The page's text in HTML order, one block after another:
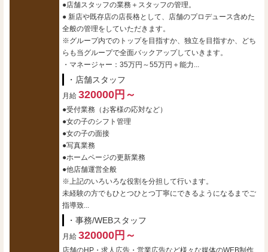
●店舗スタッフの業務＋スタッフの管理。
● 新店や既存店の店長格として、店舗のプロデュース含めた
全般の管理をしていただきます。
※グループ内でのトップを目指すか、独立を目指すか、どち
らも当グループで全面バックアップしていきます。
・マネージャー：35万円～55万円＋能力...
・店舗スタッフ
月給 320000円～
●受付業務（お客様の応対など）
●女の子のシフト管理
●女の子の面接
●写真業務
●ホームページの更新業務
●他店舗運営全般
※上記のいろいろな役割を分担して行います。
未経験の方でもひとつひとつ丁寧にできるようになるまでご
指導致...
・事務/WEBスタッフ
月給 320000円～
店舗のHP・求人広告・営業広告など様々な媒体のWEB制作